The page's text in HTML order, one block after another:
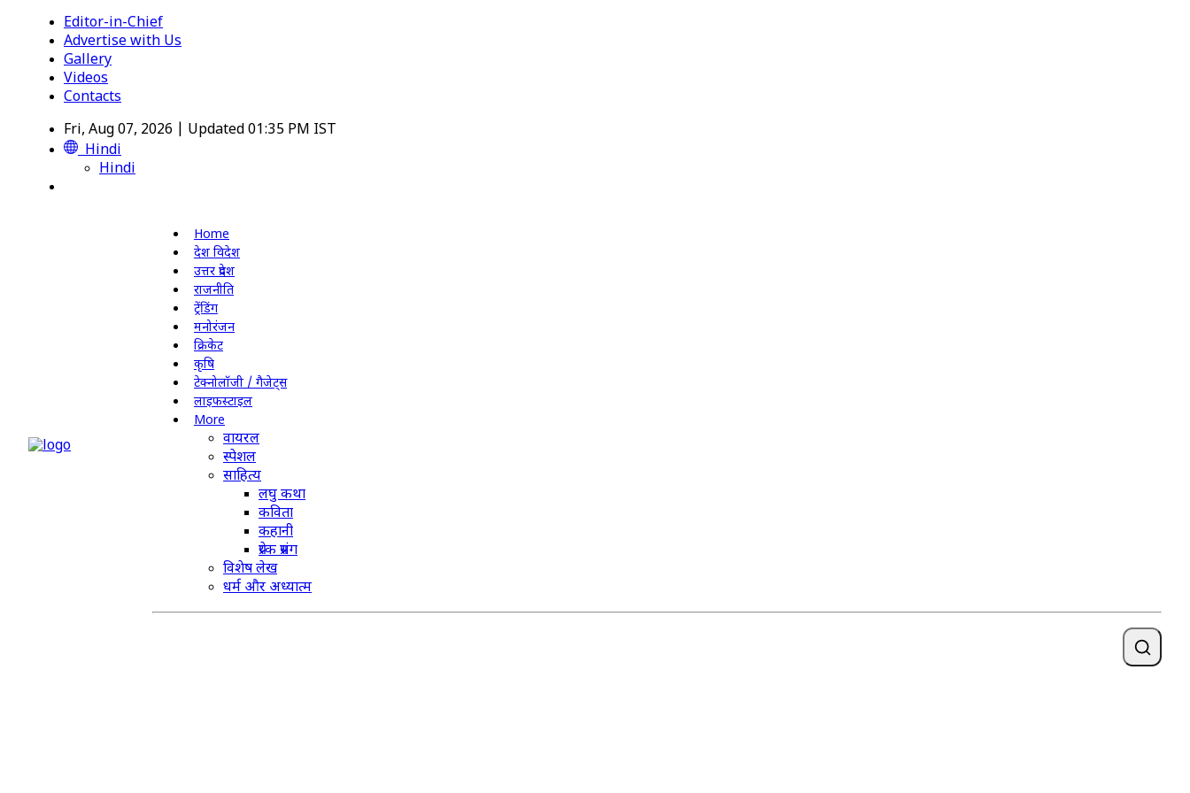
Editor-in-Chief
Advertise with Us
Gallery
Videos
Contacts
Fri, Aug 07, 2026 | Updated 01:35 PM IST
Hindi
Hindi
Home
देश विदेश
उत्तर प्रदेश
राजनीति
ट्रेंडिंग
मनोरंजन
क्रिकेट
कृषि
टेक्नोलॉजी / गैजेट्स
लाइफस्टाइल
More
वायरल
स्पेशल
साहित्य
लघु कथा
कविता
कहानी
प्रेरक प्रसंग
विशेष लेख
धर्म और अध्यात्म